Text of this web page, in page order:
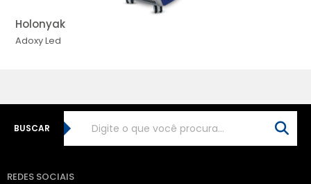
Holonyak
AdoxyLed
BUSCAR
REDES SOCIAIS